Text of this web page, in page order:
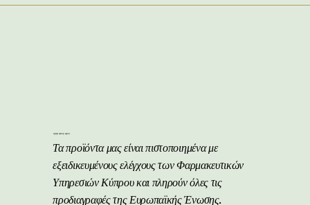
Εγγύηση Πράσινης Χημείας
Τα προϊόντα μας είναι πιστοποιημένα με
εξειδικευμένους ελέγχους των Φαρμακευτικών
Υπηρεσιών Κύπρου και πληρούν όλες τις
προδιαγραφές της Ευρωπαϊκής Ένωσης.